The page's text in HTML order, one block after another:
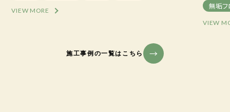
VIEW MORE
無垢フ
VIEW
施工事例の一覧はこちら